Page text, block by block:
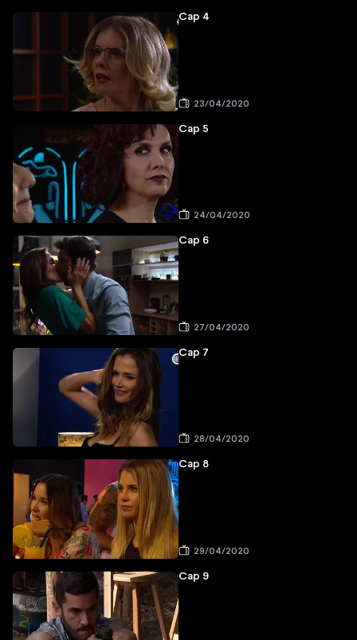
Cap 4
23/04/2020
Cap 5
24/04/2020
Cap 6
27/04/2020
Cap 7
28/04/2020
Cap 8
29/04/2020
Cap 9